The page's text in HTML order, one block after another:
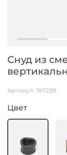
Снуд из
Артикул: 1R7239
Цвет